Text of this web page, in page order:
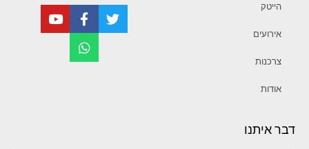
הייטק
אירועים
צרכנות
אודות
דבר איתנו